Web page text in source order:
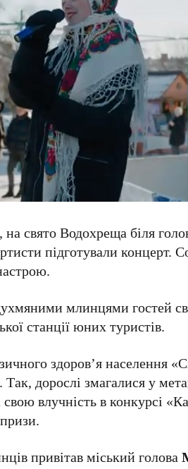
на свято Водохреща біля
підготували концерт.
млинцями гостей
станції юних туристів.
здоров’я населення
Так, дорослі змагалися у
влучнiсть в конкурсi
привітав міський голова